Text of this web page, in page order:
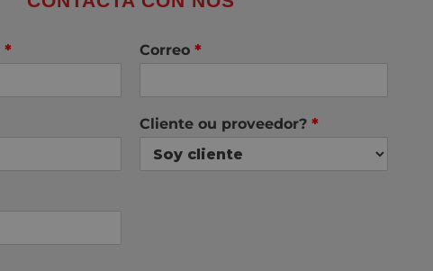
* Correo *
Cliente ou proveedor? *